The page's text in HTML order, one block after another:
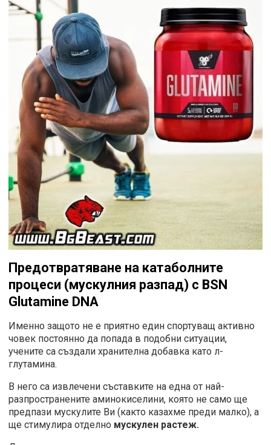
Предотвратяване на катаболните
процеси (мускулния разпад) с BSN
Glutamine DNA
Именно защото не е приятно един спортуващ активно
човек постоянно да попада в подобни ситуации,
учените са създали хранителна добавка като л-
глутамина.
В него са извлечени съставките на една от най-
разпространените аминокиселини, която не само ще
предпази мускулите Ви (както казахме преди малко), а
ще стимулира отделно мускулен растеж.